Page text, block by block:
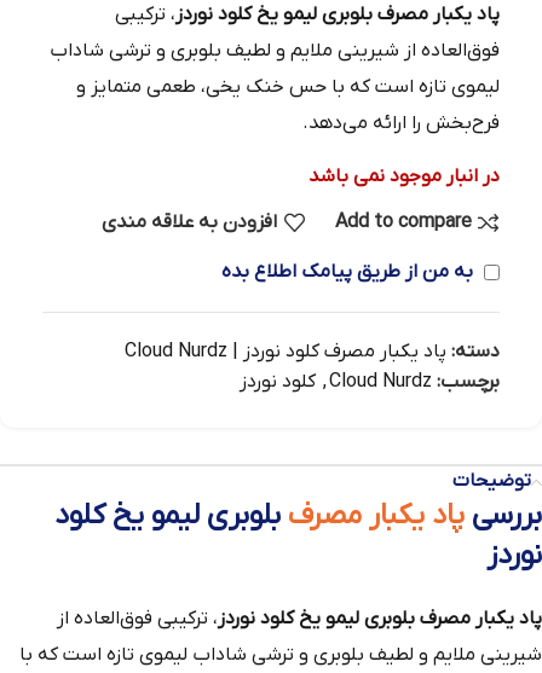
پاد یکبار مصرف بلوبری لیمو یخ کلود نوردز ، ترکیبی
فوق‌العاده از شیرینی ملایم و لطیف بلوبری و ترشی شاداب
لیموی تازه است که با حس خنک یخی، طعمی متمایز و
فرح‌بخش را ارائه می‌دهد.
در انبار موجود نمی باشد
Add to compare
افزودن به علاقه مندی
به من از طریق پیامک اطلاع بده
دسته: پاد یکبار مصرف کلود نوردز | Cloud Nurdz
برچسب: Cloud Nurdz
, کلود نوردز
توضیحات
بررسی پاد یکبار مصرف بلوبری لیمو یخ کلود
نوردز
پاد یکبار مصرف بلوبری لیمو یخ کلود نوردز ، ترکیبی فوق‌العاده از
شیرینی ملایم و لطیف بلوبری و ترشی شاداب لیموی تازه است که با